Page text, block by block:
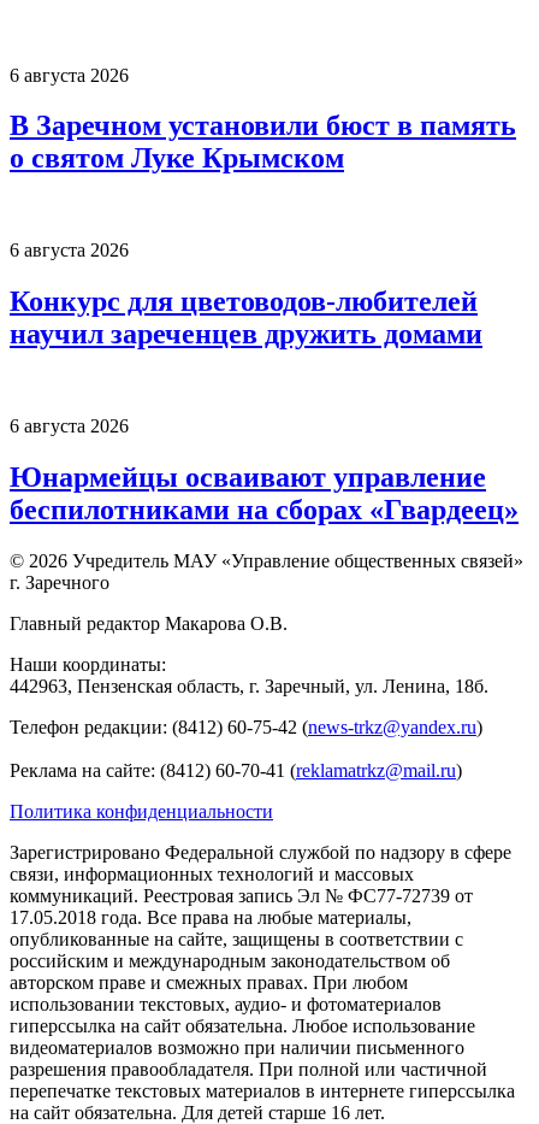
6 августа 2026
В Заречном установили бюст в память
о святом Луке Крымском
6 августа 2026
Конкурс для цветоводов-любителей
научил зареченцев дружить домами
6 августа 2026
Юнармейцы осваивают управление
беспилотниками на сборах «Гвардеец»
© 2026 Учредитель МАУ «Управление общественных связей»
г. Заречного
Главный редактор Макарова О.В.
Наши координаты:
442963, Пензенская область, г. Заречный, ул. Ленина, 18б.
Телефон редакции: (8412) 60-75-42 (news-trkz@yandex.ru)
Реклама на сайте: (8412) 60-70-41 (reklamatrkz@mail.ru)
Политика конфиденциальности
Зарегистрировано Федеральной службой по надзору в сфере
связи, информационных технологий и массовых
коммуникаций. Реестровая запись Эл № ФС77-72739 от
17.05.2018 года. Все права на любые материалы,
опубликованные на сайте, защищены в соответствии с
российским и международным законодательством об
авторском праве и смежных правах. При любом
использовании текстовых, аудио- и фотоматериалов
гиперссылка на сайт обязательна. Любое использование
видеоматериалов возможно при наличии письменного
разрешения правообладателя. При полной или частичной
перепечатке текстовых материалов в интернете гиперссылка
на сайт обязательна. Для детей старше 16 лет.